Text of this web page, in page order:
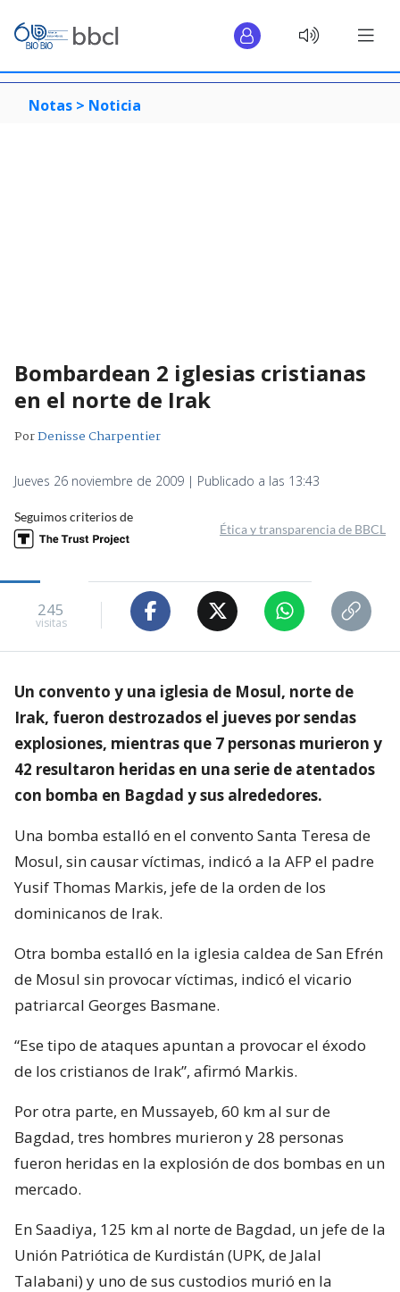
Notas > Noticia
Bombardean 2 iglesias cristianas
en el norte de Irak
PorDenisse Charpentier
Jueves 26 noviembre de 2009 | Publicado a las 13:43
Seguimos criterios de
Ética y transparencia de BBCL
245
visitas
Un convento y una iglesia de Mosul, norte de
Irak, fueron destrozados el jueves por sendas
explosiones, mientras que 7 personas murieron y
42 resultaron heridas en una serie de atentados
con bomba en Bagdad y sus alrededores.
Una bomba estalló en el convento Santa Teresa de
Mosul, sin causar víctimas, indicó a la AFP el padre
Yusif Thomas Markis, jefe de la orden de los
dominicanos de Irak.
Otra bomba estalló en la iglesia caldea de San Efrén
de Mosul sin provocar víctimas, indicó el vicario
patriarcal Georges Basmane.
“Ese tipo de ataques apuntan a provocar el éxodo
de los cristianos de Irak”, afirmó Markis.
Por otra parte, en Mussayeb, 60 km al sur de
Bagdad, tres hombres murieron y 28 personas
fueron heridas en la explosión de dos bombas en un
mercado.
En Saadiya, 125 km al norte de Bagdad, un jefe de la
Unión Patriótica de Kurdistán (UPK, de Jalal
Talabani) y uno de sus custodios murió en la